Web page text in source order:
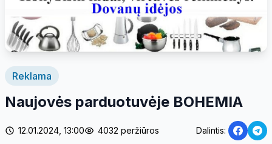
Reklama
Naujovės parduotuvėje BOHEMIA
12.01.2024, 13:00 4032 peržiūros Dalintis: